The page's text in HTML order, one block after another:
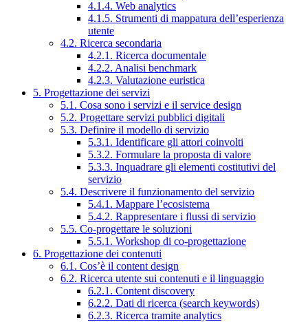
4.1.4. Web analytics
4.1.5. Strumenti di mappatura dell’esperienza
utente
4.2. Ricerca secondaria
4.2.1. Ricerca documentale
4.2.2. Analisi benchmark
4.2.3. Valutazione euristica
5. Progettazione dei servizi
5.1. Cosa sono i servizi e il service design
5.2. Progettare servizi pubblici digitali
5.3. Definire il modello di servizio
5.3.1. Identificare gli attori coinvolti
5.3.2. Formulare la proposta di valore
5.3.3. Inquadrare gli elementi costitutivi del
servizio
5.4. Descrivere il funzionamento del servizio
5.4.1. Mappare l’ecosistema
5.4.2. Rappresentare i flussi di servizio
5.5. Co-progettare le soluzioni
5.5.1. Workshop di co-progettazione
6. Progettazione dei contenuti
6.1. Cos’è il content design
6.2. Ricerca utente sui contenuti e il linguaggio
6.2.1. Content discovery
6.2.2. Dati di ricerca (search keywords)
6.2.3. Ricerca tramite analytics